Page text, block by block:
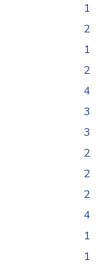
1
2
1
2
4
3
3
2
2
2
4
1
1